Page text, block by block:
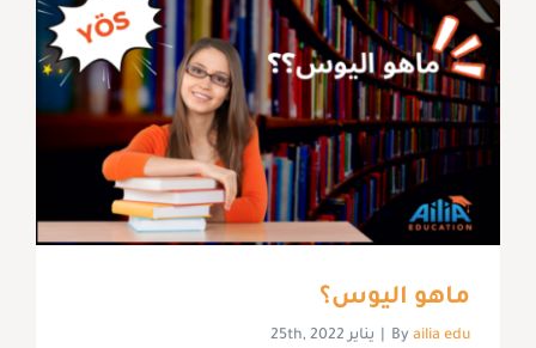
ماهو اليوس؟
Byailia edu يناير 25th, 2022